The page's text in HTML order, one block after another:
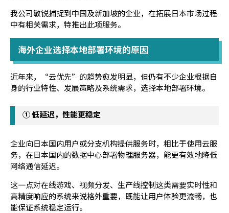
我公司敏锐捕捉到中国及新加坡的企业，在拓展日本市场过程
中有相关需求，特推出此项服务。
海外企业选择本地部署环境的原因
近年来，“云优先”的趋势愈发明显，但仍有不少企业根据自
身的行业特性、发展策略及系统需求，选择本地部署环境。
① 低延迟，性能更稳定
企业向日本国内用户或分支机构提供服务时，相比于使用云服
务，在日本国内的数据中心部署物理服务器，能更有效地降低
网络通信延迟。
这一点对在线游戏、视频分发、生产线控制这类需要实时性和
高精度响应的系统来说格外重要，既能让用户体验更流畅，也
能保证系统稳定运行。